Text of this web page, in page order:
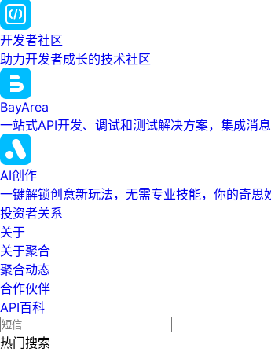
开发者社区
助力开发者成长的技术社区
BayArea
一站式API开发、调试和测试解决方案，集成消
AI创作
一键解锁创意新玩法，无需专业技能，你的奇思
投资者关系
关于
关于聚合
聚合动态
合作伙伴
API百科
热门搜索